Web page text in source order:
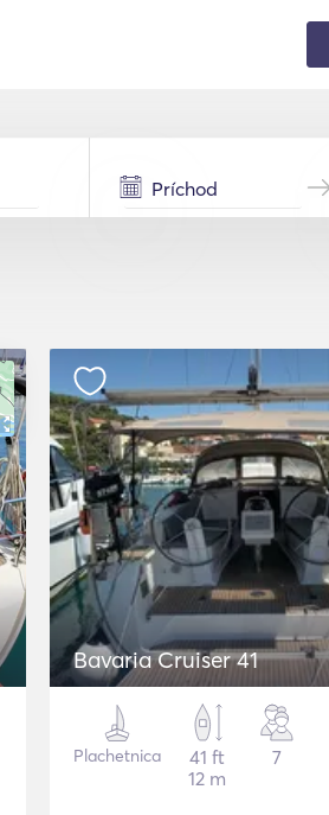
Bavaria Cruiser 41
Plachetnica
41 ft
12 m
7